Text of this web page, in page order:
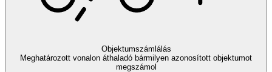
Objektumszámlálás
Meghatározott vonalon áthaladó bármilyen azonosított objektumot
megszámol